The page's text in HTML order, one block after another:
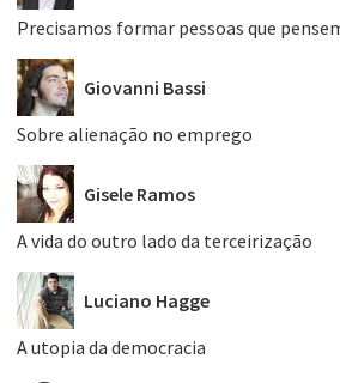
Precisamos formar pessoas que
Giovanni Bassi
Sobre alienação no emprego
Gisele Ramos
A vida do outro lado da terceirização
Luciano Hagge
A utopia da democracia